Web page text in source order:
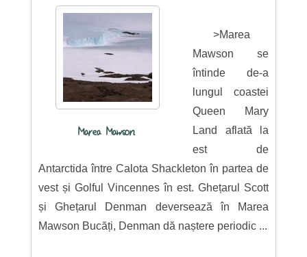
Marea Mawson
>Marea
Mawson se
întinde de-a
lungul coastei
Queen Mary
Land aflată la
est de
Antarctida între Calota Shackleton în partea de
vest și Golful Vincennes în est. Ghețarul Scott
și Ghețarul Denman deversează în Marea
Mawson Bucăți, Denman dă naștere periodic ...